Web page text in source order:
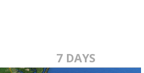
7 DAYS